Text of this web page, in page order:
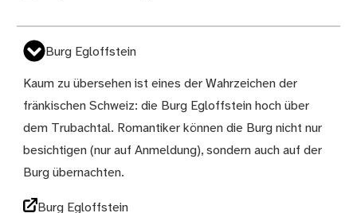
Burg Egloffstein
Kaum zu übersehen ist eines der Wahrzeichen der
fränkischen Schweiz: die Burg Egloffstein hoch über
dem Trubachtal. Romantiker können die Burg nicht nur
besichtigen (nur auf Anmeldung), sondern auch auf der
Burg übernachten.
Burg Egloffstein